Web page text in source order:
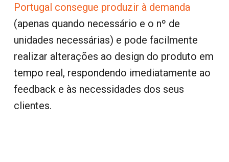
Portugal consegue produzir à demanda
(apenas quando necessário e o nº de
unidades necessárias) e pode facilmente
realizar alterações ao design do produto em
tempo real, respondendo imediatamente ao
feedback e às necessidades dos seus
clientes.